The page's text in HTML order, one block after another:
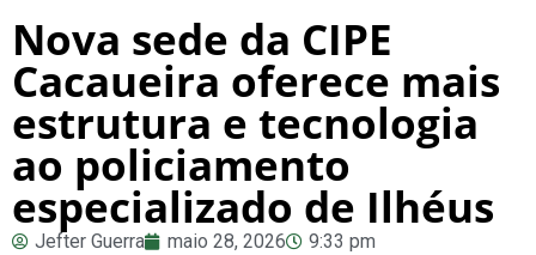
Nova sede da CIPE
Cacaueira oferece mais
estrutura e tecnologia
ao policiamento
especializado de Ilhéus
Jefter Guerra maio 28, 2026 9:33 pm